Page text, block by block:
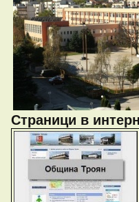
Страници в